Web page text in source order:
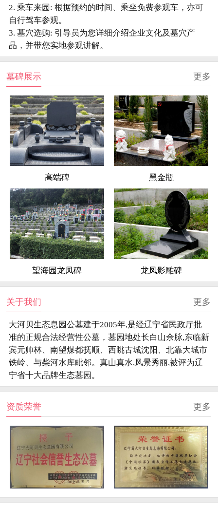
2. 乘车来园: 根据预约的时间、乘坐免费参观车，亦可
自行驾车参观。
3. 墓穴选购: 引导员为您详细介绍企业文化及墓穴产
品，并带您实地参观讲解。
墓碑展示 更多
高端碑 黑金瓶
望海园龙凤碑 龙凤影雕碑
关于我们 更多
大河贝生态息园公墓建于2005年,是经辽宁省民政厅批
准的正规合法经营性公墓，墓园地处长白山余脉,东临新
宾元帅林、南望煤都抚顺、西眺古城沈阳、北靠大城市
铁岭、与柴河水库毗邻。真山真水,风景秀丽,被评为辽
宁省十大品牌生态墓园。
资质荣誉 更多